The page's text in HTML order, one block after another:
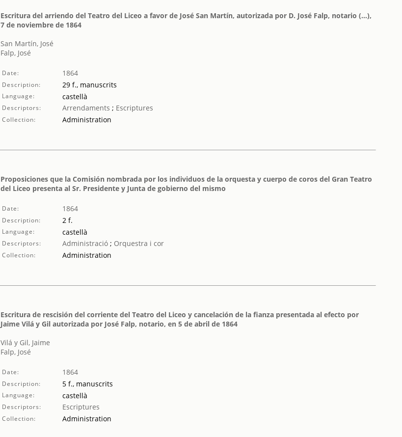
Escritura del arriendo del Teatro del Liceo a favor de José San Martín, autorizada por D. José Falp, notario (...),
7 de noviembre de 1864
San Martín, José
Falp, José
Date: 1864
Description: 29 f., manuscrits
Language: castellà
Descriptors: Arrendaments ; Escriptures
Collection: Administration
Proposiciones que la Comisión nombrada por los individuos de la orquesta y cuerpo de coros del Gran Teatro
del Liceo presenta al Sr. Presidente y Junta de gobierno del mismo
Date: 1864
Description: 2 f.
Language: castellà
Descriptors: Administració; Orquestra i cor
Collection: Administration
Escritura de rescisión del corriente del Teatro del Liceo y cancelación de la fianza presentada al efecto por
Jaime Vilá y Gil autorizada por José Falp, notario, en 5 de abril de 1864
Vilá y Gil, Jaime
Falp, José
Date: 1864
Description: 5 f., manuscrits
Language: castellà
Descriptors: Escriptures
Collection: Administration